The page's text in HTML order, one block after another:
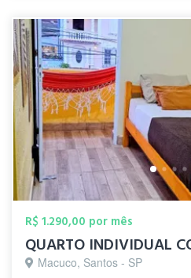
R$ 1.290,00 por mês
Macuco, Santos - SP